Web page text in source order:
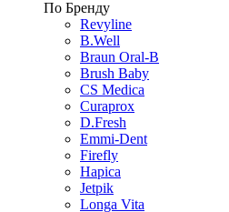
По Бренду
Revyline
B.Well
Braun Oral-B
Brush Baby
CS Medica
Curaprox
D.Fresh
Emmi-Dent
Firefly
Hapica
Jetpik
Longa Vita